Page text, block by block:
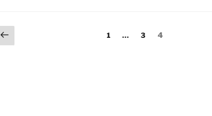
Paginación
Página
anterior
Página
1 … Página
3 Página
4